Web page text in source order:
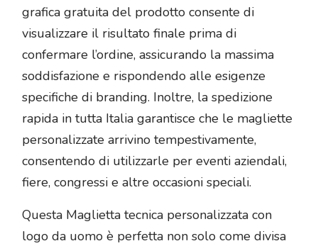
grafica gratuita del prodotto consente di
visualizzare il risultato finale prima di
confermare l’ordine, assicurando la massima
soddisfazione e rispondendo alle esigenze
specifiche di branding. Inoltre, la spedizione
rapida in tutta Italia garantisce che le magliette
personalizzate arrivino tempestivamente,
consentendo di utilizzarle per eventi aziendali,
fiere, congressi e altre occasioni speciali.
Questa Maglietta tecnica personalizzata con
logo da uomo è perfetta non solo come divisa